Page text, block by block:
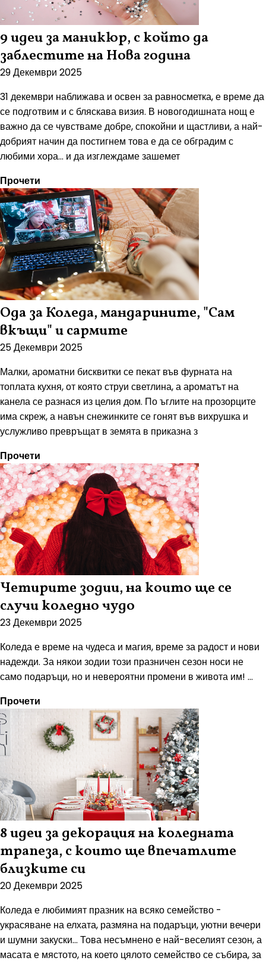
9 идеи за маникюр, с който да
заблестите на Нова година
29 Декември 2025
31 декември наближава и освен за равносметка, е време да
се подготвим и с бляскава визия. В новогодишната нощ е
важно да се чувстваме добре, спокойни и щастливи, а най-
добрият начин да постигнем това е да се обградим с
любими хора… и да изглеждаме зашемет
Прочети
Ода за Коледа, мандарините, "Сам
вкъщи" и сармите
25 Декември 2025
Малки, ароматни бисквитки се пекат във фурната на
топлата кухня, от която струи светлина, а ароматът на
канела се разнася из целия дом. По ъглите на прозорците
има скреж, а навън снежинките се гонят във вихрушка и
услужливо превръщат в земята в приказна з
Прочети
Четирите зодии, на които ще се
случи коледно чудо
23 Декември 2025
Коледа е време на чудеса и магия, време за радост и нови
надежди. За някои зодии този празничен сезон носи не
само подаръци, но и невероятни промени в живота им! ...
Прочети
8 идеи за декорация на коледната
трапеза, с които ще впечатлите
близките си
20 Декември 2025
Коледа е любимият празник на всяко семейство -
украсяване на елхата, размяна на подаръци, уютни вечери
и шумни закуски… Това несъмнено е най-веселият сезон, а
масата е мястото, на което цялото семейство се събира, за